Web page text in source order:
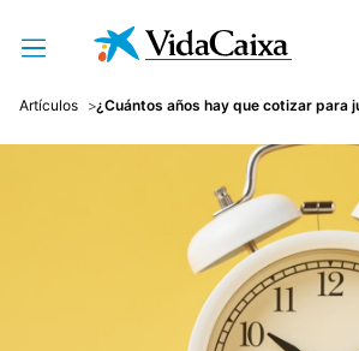
Saltar al contenido
Artículos ¿Cuántos años hay que cotizar para